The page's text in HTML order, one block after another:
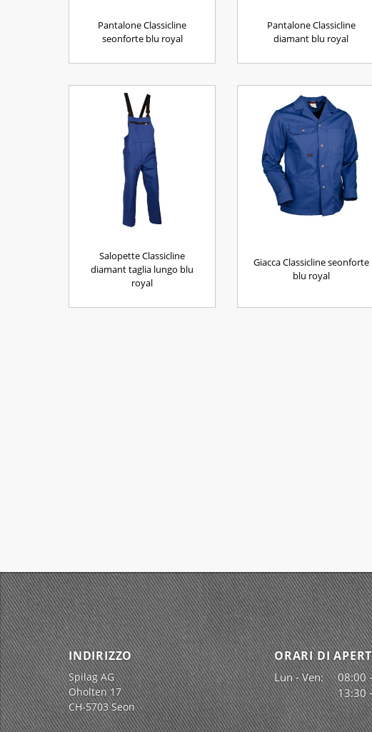
Pantalone Classicline
seonforte blu royal
Pantalone Classicline
diamant blu royal
Salopette Classicline
diamant taglia lungo blu
royal
Giacca Classicline seonforte
blu royal
INDIRIZZO
Spilag AG
Oholten 17
CH-5703 Seon
ORARI DI
Lun - Ven:
08:00
13:30